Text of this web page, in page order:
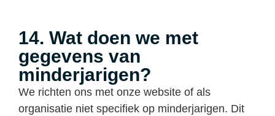
14. Wat doen we met
gegevens van
minderjarigen?
We richten ons met onze website of als
organisatie niet specifiek op minderjarigen. Dit